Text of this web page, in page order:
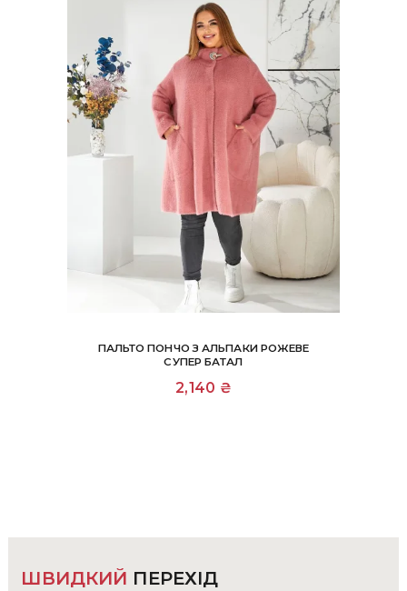
товару
ПАЛЬТО ПОНЧО З АЛЬПАКИ РОЖЕВЕ
СУПЕР БАТАЛ
2,140 ₴
ШВИДКИЙ ПЕРЕХІД